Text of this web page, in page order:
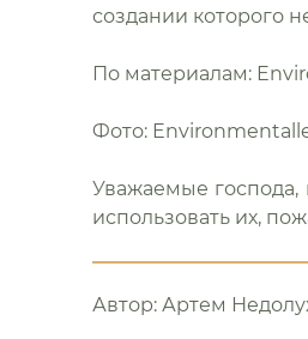
создании которого
По материалам:
Фото:
Уважаемые
использовать их,
Автор: Артем